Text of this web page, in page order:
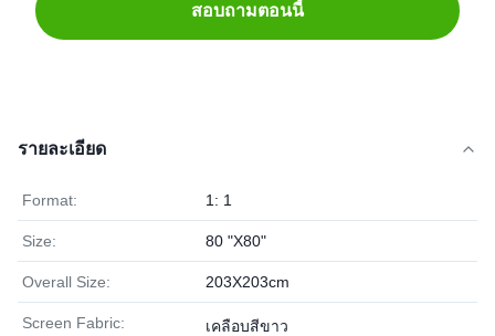
สอบถามตอนนี้
รายละเอียด
Format: 1: 1
Size: 80 "X80"
Overall Size: 203X203cm
Screen Fabric: เคลือบสีขาว